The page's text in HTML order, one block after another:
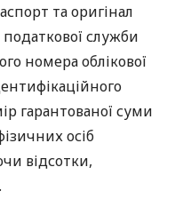
та оригінал
служби
номера облікової
гарантованої суми
осіб
відсотки,